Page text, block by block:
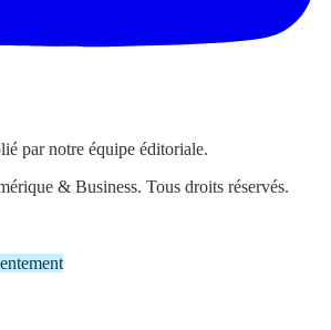
par notre équipe éditoriale.
& Business. Tous droits réservés.